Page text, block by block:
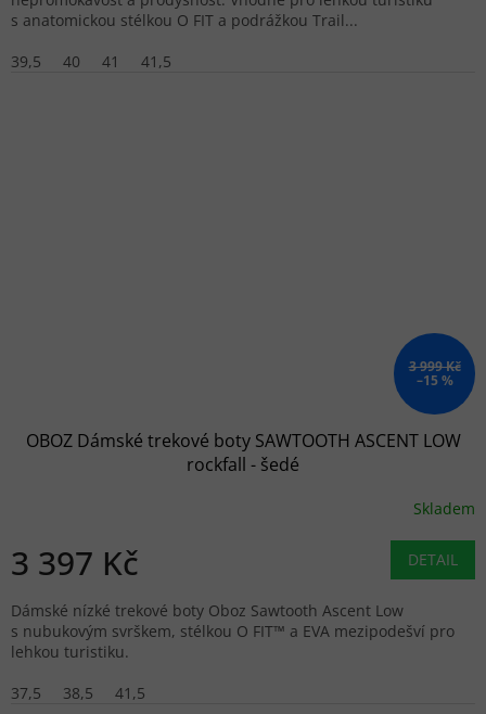
s anatomickou stélkou O FIT a podrážkou Trail...
39,5
40 41 41,5
3 999 Kč
–15 %
OBOZ Dámské trekové boty SAWTOOTH ASCENT LOW
rockfall - šedé
Skladem
3 397 Kč DETAIL
Dámské nízké trekové boty Oboz Sawtooth Ascent Low
s nubukovým svrškem, stélkou O FIT™ a EVA mezipodešví pro
lehkou turistiku.
37,5
38,5 41,5